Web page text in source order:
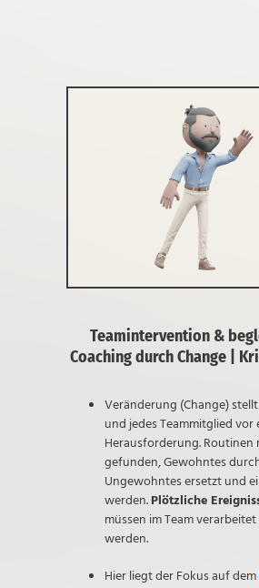
Teamintervention &
Coaching durch Change |
Veränderung (Change)
und jedes Teammitglied
Herausforderung. Routinen
gefunden, Gewohntes
Ungewohntes ersetzt und
werden.Plötzliche
müssen im Team
werden.
Hier liegt der Fokus auf dem